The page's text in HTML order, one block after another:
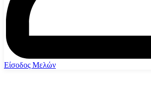
Είσοδος Μελών